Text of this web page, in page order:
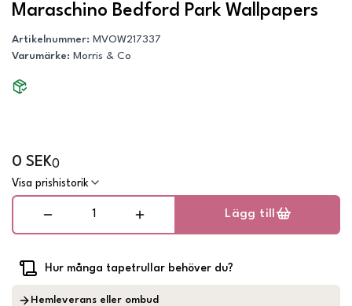
Maraschino Bedford Park Wallpapers
Artikelnummer: MVOW217337
Varumärke: Morris & Co
0 SEK0
Visa prishistorik
Lägg till
Hur många tapetrullar behöver du?
Hemleverans eller ombud